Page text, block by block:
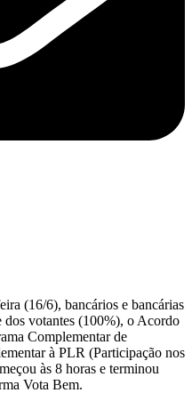
(16/6), bancários e bancárias
votantes (100%), o Acordo
Complementar de
à PLR (Participação nos
às 8 horas e terminou
Vota Bem.